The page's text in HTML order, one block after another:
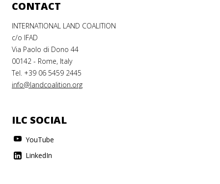
CONTACT
INTERNATIONAL LAND COALITION
c/o IFAD
Via Paolo di Dono 44
00142 - Rome, Italy
Tel. +39 06 5459 2445
info@landcoalition.org
ILC SOCIAL
YouTube
LinkedIn